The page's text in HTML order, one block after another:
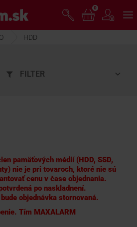
0
HDD
FILTER
pamäťových médií (HDD, SSD,
nie je pri tovaroch, ktoré nie sú
cenu v čase objednania.
po naskladnení.
objednávka stornovaná.
Tím MAXALARM